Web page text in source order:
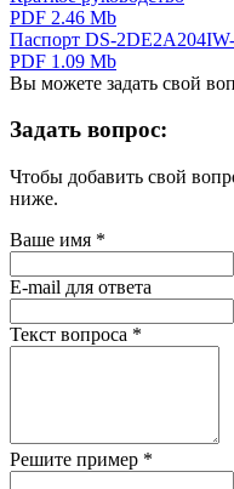
PDF 2.46 Mb
Паспорт DS-
PDF 1.09 Mb
Вы можете задать свой
Задать вопрос:
Чтобы добавить свой
ниже.
Ваше имя *
E-mail для ответа
Текст вопроса *
Решите пример *